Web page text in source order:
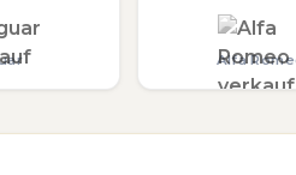
Alfa